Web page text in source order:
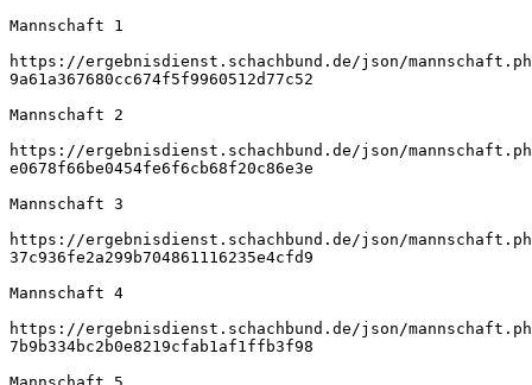
Mannschaft 1
https://ergebnisdienst.schachbund.de/json/
9a61a367680cc674f5f9960512d77c52
Mannschaft 2
https://ergebnisdienst.schachbund.de/json/
e0678f66be0454fe6f6cb68f20c86e3e
Mannschaft 3
https://ergebnisdienst.schachbund.de/json/
37c936fe2a299b704861116235e4cfd9
Mannschaft 4
https://ergebnisdienst.schachbund.de/json/
7b9b334bc2b0e8219cfab1af1ffb3f98